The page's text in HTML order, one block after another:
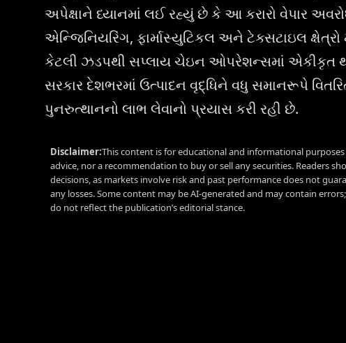
અપેક્ષાને ધ્યાનમાં લઈ રહ્યું છે કે આ કરારો વેપાર
એન્જિનિયરિંગ, ફાર્માસ્યુટિકલ અને ટેક્સટાઇલ
કેટલી ઝડપથી સપ્લાય ચેઇન ઓપરેશન્સમાં એકીકૃત
સરકાર દેશભરમાં ઉત્પાદન વૃદ્ધિને વધુ સમાનરૂપે
પુનરુત્થાનનો લાભ લેવાનો પ્રયાસ કરી રહી છે.
Disclaimer:This content is for educational and informational
advice, nor a recommendation to buy or sell any securities. Readers
decisions, as markets involve risk and past performance does not
any losses. Some content may be AI-generated and may contain
do not reflect the publication’s editorial stance.